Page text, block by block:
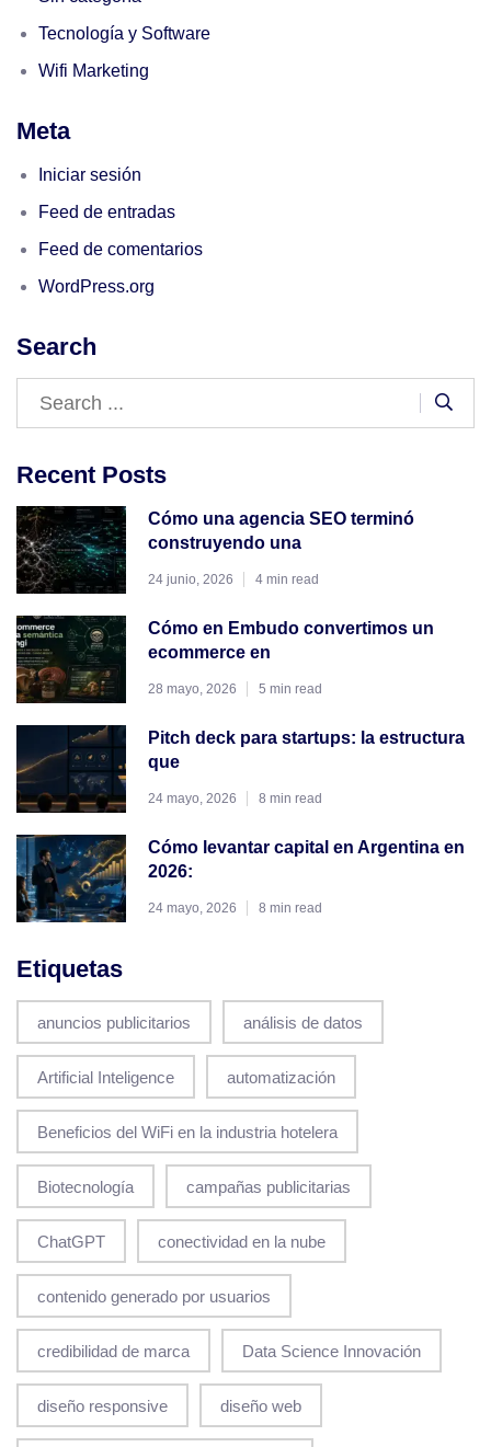
Tecnología y Software
Wifi Marketing
Meta
Iniciar sesión
Feed de entradas
Feed de comentarios
WordPress.org
Search
Recent Posts
Cómo una agencia SEO terminó
construyendo una
24 junio, 2026 4 min read
Cómo en Embudo convertimos un
ecommerce en
28 mayo, 2026 5 min read
Pitch deck para startups: la estructura
que
24 mayo, 2026 8 min read
Cómo levantar capital en Argentina en
2026:
24 mayo, 2026 8 min read
Etiquetas
anuncios publicitarios análisis de datos
Artificial Inteligence automatización
Beneficios del WiFi en la industria hotelera
Biotecnología campañas publicitarias
ChatGPT conectividad en la nube
contenido generado por usuarios
credibilidad de marca Data Science Innovación
diseño responsive diseño web